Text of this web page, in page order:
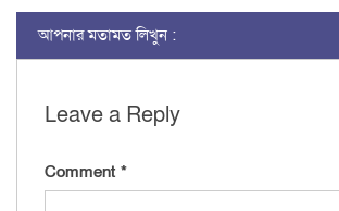
আপনার মতামত লিখুন :
Leave a Reply
Comment *